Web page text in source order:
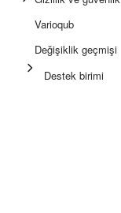
Varioqub
Değişiklik geçmişi
Destek birimi